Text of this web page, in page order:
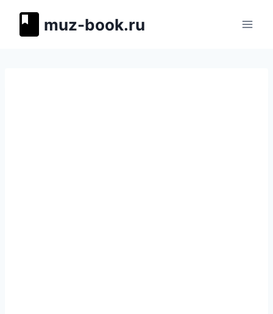
muz-book.ru